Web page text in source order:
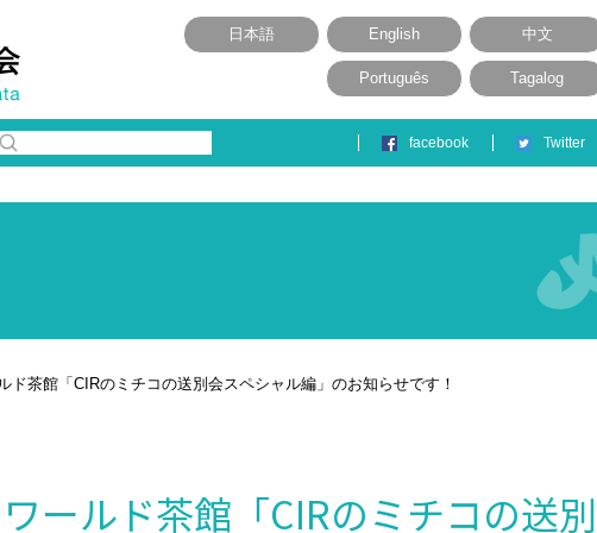
日本語 English 中文
Português Tagalog
facebook Twitter
ド茶館「CIRのミチコの送別会スペシャル編」のお知らせです！
ールド茶館「CIRのミチコの送